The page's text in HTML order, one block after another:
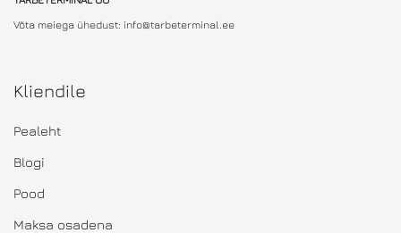
Võta meiega ühedust: info@tarbeterminal.ee
Kliendile
Pealeht
Blogi
Pood
Maksa osadena